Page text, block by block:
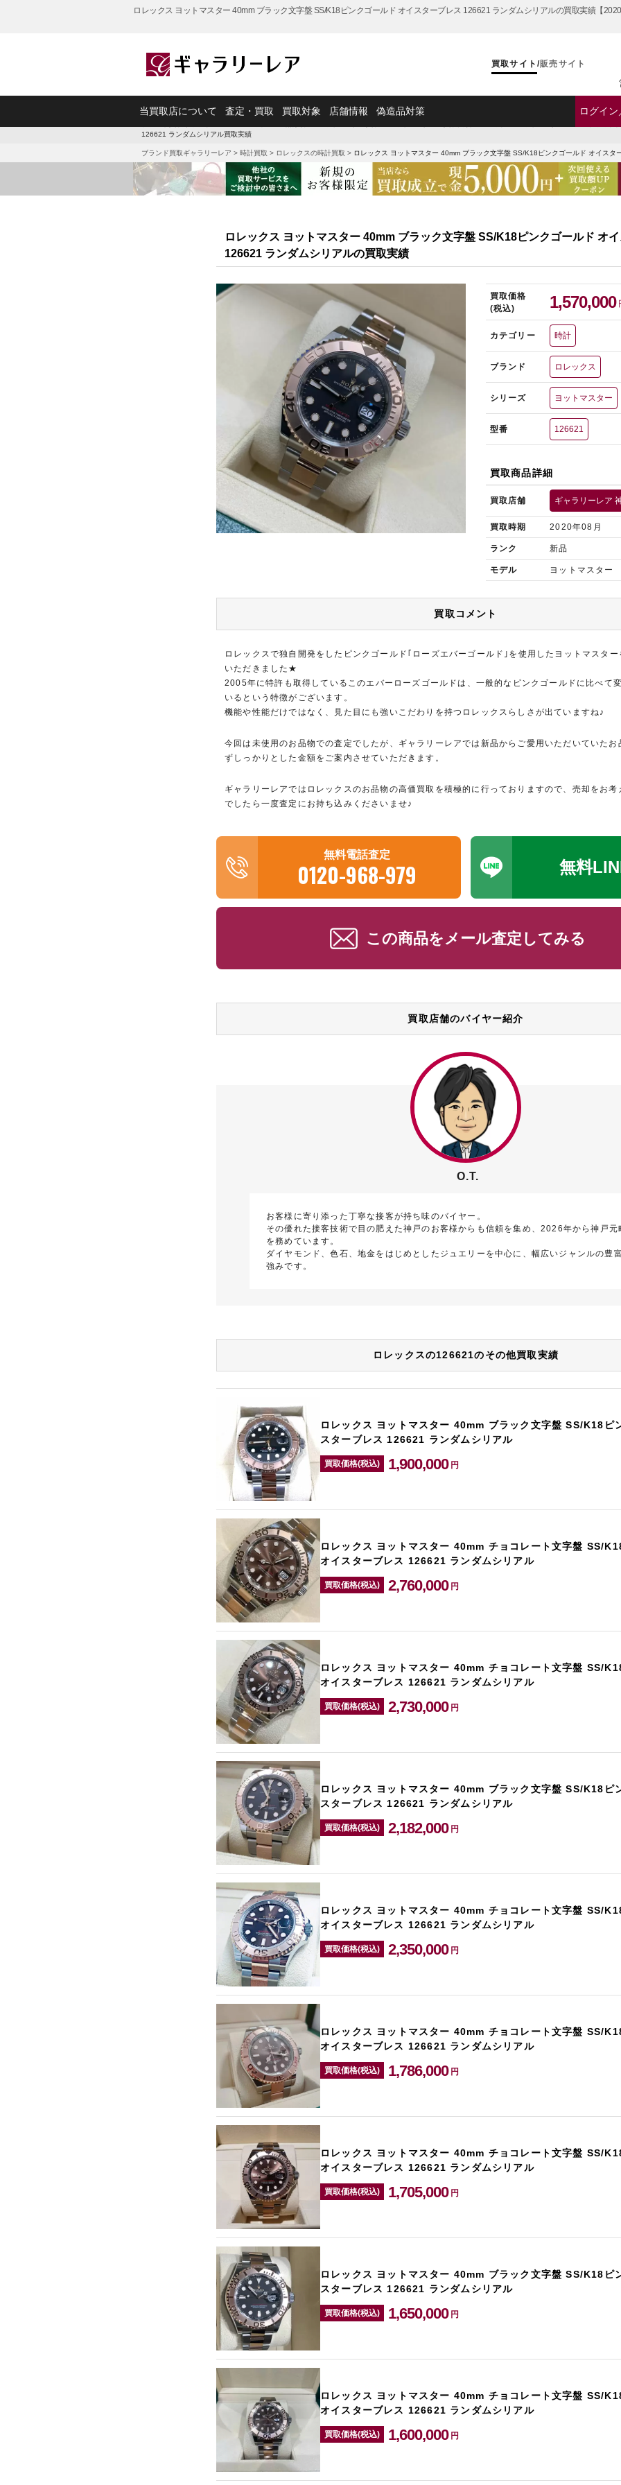
ロレックス ヨットマスター 40mm ブラック文字盤 SS/K18ピンクゴールド オイスターブレス 126621 ランダムシリアルの買取実績【
買取サイト /販売サイト
当買取店について 査定・買取 買取対象 店舗情報 偽造品対策 ログイ
126621 ランダムシリアル買取実績
ブランド買取ギャラリーレア > 時計買取 > ロレックスの時計買取 > ロレックス ヨットマスター 40mm ブラック文字盤 SS/K18ピンクゴールド オイス
ロレックス ヨットマスター 40mm ブラック文字盤 SS/K18ピンクゴールド オ
126621 ランダムシリアルの買取実績
買取価格
(税込)
1,570,000
カテゴリー 時計
ブランド ロレックス
シリーズ ヨットマスター
型番 126621
買取商品詳細
買取店舗 ギャラリーレア
買取時期 2020年08月
ランク 新品
モデル ヨットマスター
買取コメント
ロレックスで独自開発をしたピンクゴールド｢ローズエバーゴールド｣を使用したヨットマスター
いただきました★
2005年に特許も取得しているこのエバーローズゴールドは、一般的なピンクゴールドに比べて
いるという特徴がございます。
機能や性能だけではなく、見た目にも強いこだわりを持つロレックスらしさが出ていますね♪
今回は未使用のお品物での査定でしたが、ギャラリーレアでは新品からご愛用いただいていたお
ずしっかりとした金額をご案内させていただきます。
ギャラリーレアではロレックスのお品物の高価買取を積極的に行っておりますので、売却をお考
でしたら一度査定にお持ち込みくださいませ♪
無料電話査定
0120-968-979 無料
この商品をメール査定してみる
買取店舗のバイヤー紹介
O.T.
お客様に寄り添った丁寧な接客が持ち味のバイヤー。
その優れた接客技術で目の肥えた神戸のお客様からも信頼を集め、2026年から神戸元
を務めています。
ダイヤモンド、色石、地金をはじめとしたジュエリーを中心に、幅広いジャンルの豊
強みです。
ロレックスの126621のその他買取実績
ロレックス ヨットマスター 40mm ブラック文字盤 SS/K18ピ
スターブレス 126621 ランダムシリアル
買取価格(税込) 1,900,000 円
ロレックス ヨットマスター 40mm チョコレート文字盤 SS/
オイスターブレス 126621 ランダムシリアル
買取価格(税込) 2,760,000 円
ロレックス ヨットマスター 40mm チョコレート文字盤 SS/
オイスターブレス 126621 ランダムシリアル
買取価格(税込) 2,730,000 円
ロレックス ヨットマスター 40mm ブラック文字盤 SS/K18ピ
スターブレス 126621 ランダムシリアル
買取価格(税込) 2,182,000 円
ロレックス ヨットマスター 40mm チョコレート文字盤 SS/
オイスターブレス 126621 ランダムシリアル
買取価格(税込) 2,350,000 円
ロレックス ヨットマスター 40mm チョコレート文字盤 SS/
オイスターブレス 126621 ランダムシリアル
買取価格(税込) 1,786,000 円
ロレックス ヨットマスター 40mm チョコレート文字盤 SS/
オイスターブレス 126621 ランダムシリアル
買取価格(税込) 1,705,000 円
ロレックス ヨットマスター 40mm ブラック文字盤 SS/K18ピ
スターブレス 126621 ランダムシリアル
買取価格(税込) 1,650,000 円
ロレックス ヨットマスター 40mm チョコレート文字盤 SS/
オイスターブレス 126621 ランダムシリアル
買取価格(税込) 1,600,000 円